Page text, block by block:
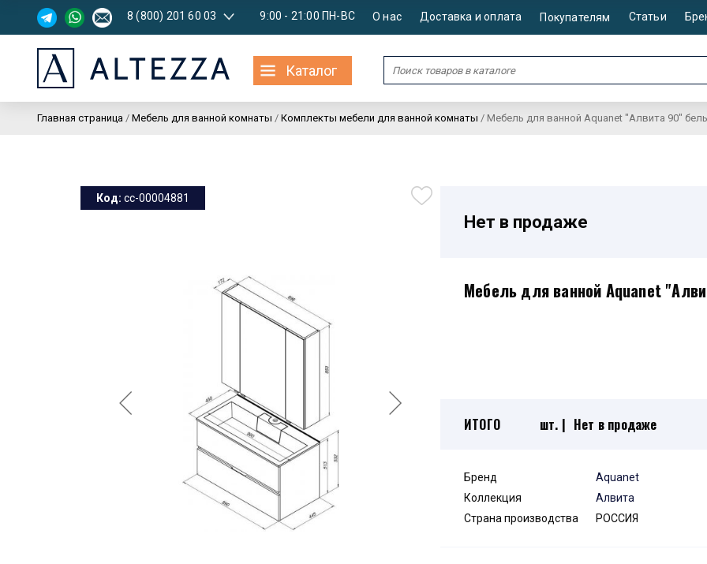
8 (800) 201 60 03 9:00 - 21:00 ПН-ВС О нас Доставка и оплата Покупателям Статьи
Каталог
Главная страница / Мебель для ванной комнаты / Комплекты мебели для ванной комнаты / Мебель для ванной Aquanet "Алвита 90"
Код: cc-00004881
Нет в продаже
Мебель для ванной Aquanet
ИТОГО шт. | Нет в продаже
Бренд
Aquanet
Коллекция
Алвита
Страна производства
РОССИЯ